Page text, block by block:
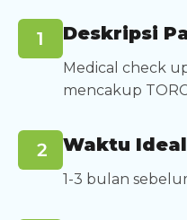
Deskripsi
Medical check
mencakup
Waktu
1-3 bulan